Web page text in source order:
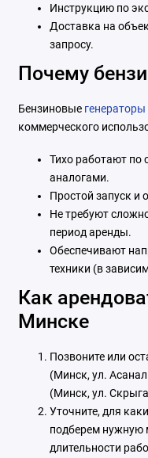
Инструкцию по
Доставка на
запросу.
Почему
Бензиновые генераторы
коммерческого
Тихо работают по
аналогами.
Простой запуск и
Не требуют
период аренды.
Обеспечивают
техники (в
Как
Минске
Позвоните или
(Минск, ул.
(Минск, ул.
Уточните, для
подберем нужную
длительности